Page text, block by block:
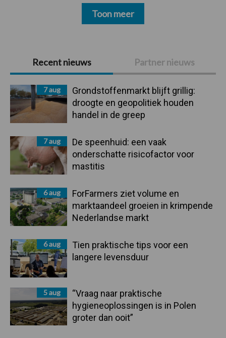
Primaire
Sidebar
Recent nieuws Partner nieuws
7 aug
Grondstoffenmarkt blijft grillig:
droogte en geopolitiek houden
handel in de greep
7 aug
De speenhuid: een vaak
onderschatte risicofactor voor
mastitis
6 aug
ForFarmers ziet volume en
marktaandeel groeien in krimpende
Nederlandse markt
6 aug
Tien praktische tips voor een
langere levensduur
5 aug
“Vraag naar praktische
hygieneoplossingen is in Polen
groter dan ooit”
Toon meer